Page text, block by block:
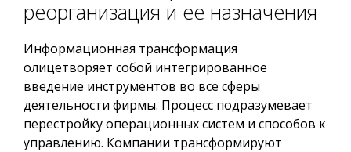
реорганизация и ее назначения
Информационная трансформация
олицетворяет собой интегрированное
введение инструментов во все сферы
деятельности фирмы. Процесс подразумевает
перестройку операционных систем и способов к
управлению. Компании трансформируют